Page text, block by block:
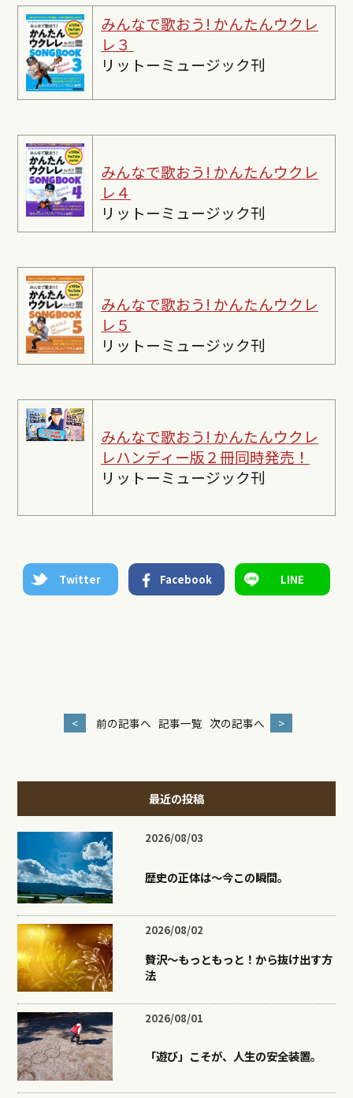
みんなで歌おう! かんたんウクレ
レ３
リットーミュージック刊
みんなで歌おう! かんたんウクレ
レ４
リットーミュージック刊
みんなで歌おう! かんたんウクレ
レ５
リットーミュージック刊
みんなで歌おう! かんたんウクレ
レハンディー版２冊同時発売！
リットーミュージック刊
Twitter Facebook LINE
< 前の記事へ 記事一覧 次の記事へ >
最近の投稿
2026/08/03
歴史の正体は〜今この瞬間。
2026/08/02
贅沢〜もっともっと！から抜け出す方
法
2026/08/01
「遊び」こそが、人生の安全装置。